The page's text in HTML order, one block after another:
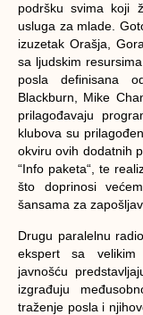
podršku svima koji
usluga za mlade.
izuzetak Orašja,
sa ljudskim
posla definisana
Blackburn, Mike
prilagođavaju
klubova su
okviru ovih dodatnih
“Info paketa“, te
što doprinosi
šansama za
Drugu paralelnu
ekspert sa velikim
javnošću
izgrađuju
traženje posla i